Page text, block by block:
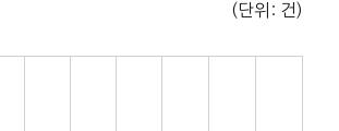
(단위: 건)